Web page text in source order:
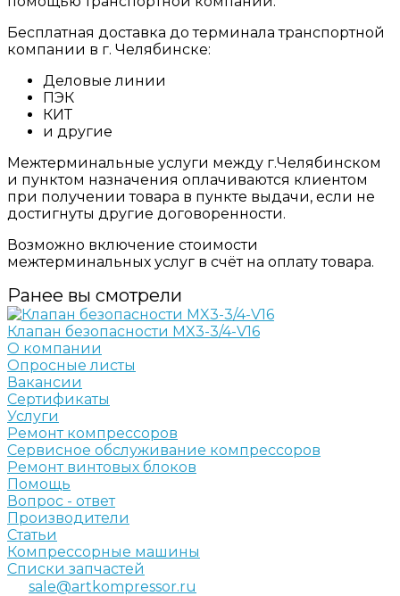
Бесплатная доставка до терминала транспортной
компании в г. Челябинске:
Деловые линии
ПЭК
КИТ
и другие
Межтерминальные услуги между г.Челябинском
и пунктом назначения оплачиваются клиентом
при получении товара в пункте выдачи, если не
достигнуты другие договоренности.
Возможно включение стоимости
межтерминальных услуг в счёт на оплату товара.
Ранее вы смотрели
Клапан безопасности MX3-3/4-V16
О компании
Опросные листы
Вакансии
Сертификаты
Услуги
Ремонт компрессоров
Сервисное обслуживание компрессоров
Ремонт винтовых блоков
Помощь
Вопрос - ответ
Производители
Статьи
Компрессорные машины
Списки запчастей
sale@artkompressor.ru